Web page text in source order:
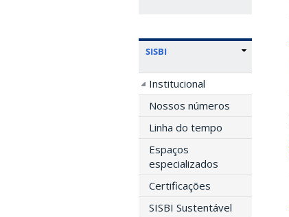
SISBI
Institucional
Nossos números
Linha do tempo
Espaços
especializados
Certificações
SISBI Sustentável